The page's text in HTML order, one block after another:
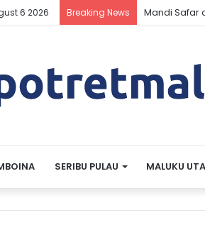
6 2026 Breaking News Mandi Safar
SERIBU PULAU MALUKU